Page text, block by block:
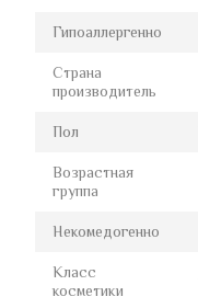
Гипоаллергенно
Страна
производитель
Пол
Возрастная
группа
Некомедогенно
Класс
косметики